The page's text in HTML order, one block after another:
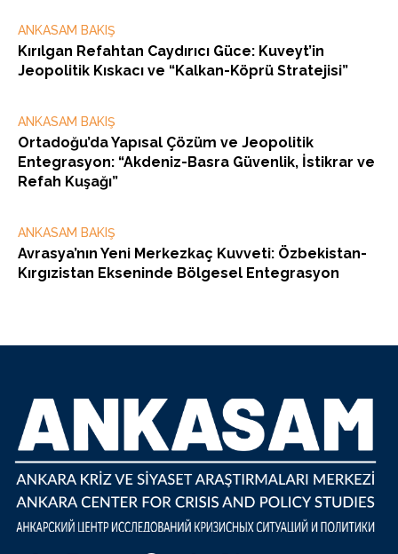
ANKASAM BAKIŞ
Kırılgan Refahtan Caydırıcı Güce: Kuveyt’in
Jeopolitik Kıskacı ve “Kalkan-Köprü Stratejisi”
ANKASAM BAKIŞ
Ortadoğu’da Yapısal Çözüm ve Jeopolitik
Entegrasyon: “Akdeniz-Basra Güvenlik, İstikrar ve
Refah Kuşağı”
ANKASAM BAKIŞ
Avrasya’nın Yeni Merkezkaç Kuvveti: Özbekistan-
Kırgızistan Ekseninde Bölgesel Entegrasyon